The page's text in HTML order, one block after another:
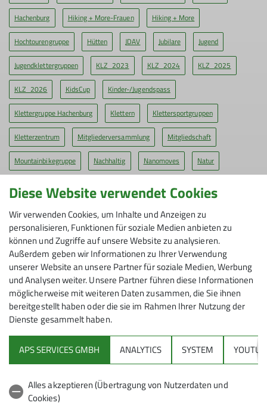
Hachenburg Hiking + More-Frauen Hiking + More
Hochtourengruppe Hütten JDAV Jubilare Jugend
Jugendklettergruppen KLZ_2023 KLZ_2024 KLZ_2025
KLZ_2026 KidsCup Kinder-/Jugendspass
Klettergruppe Hachenburg Klettern Klettersportgruppen
Kletterzentrum Mitgliederversammlung Mitgliedschaft
Mountainbikegruppe Nachhaltig Nanomoves Natur
Offener Wandertreff Pressestimmen Sektion
Seven Summits Siegen Siegerlandhütte Siegerlandhütte800
Termine Tourenberichte Vortrag Wanderangebote
Wandergruppe Wandern Wettkampfgruppe bergauf-bergab
genigini
Kindergeburtstage
Diese Website verwendet Cookies
Wir verwenden Cookies, um Inhalte und Anzeigen zu
personalisieren, Funktionen für soziale Medien anbieten zu
können und Zugriffe auf unsere Website zu analysieren.
Außerdem geben wir Informationen zu Ihrer Verwendung
unserer Website an unsere Partner für soziale Medien, Werbung
und Analysen weiter. Unsere Partner führen diese Informationen
möglicherweise mit weiteren Daten zusammen, die Sie ihnen
bereitgestellt haben oder die sie im Rahmen Ihrer Nutzung der
Dienste gesammelt haben.
APS SERVICES GMBH ANALYTICS SYSTEM
Alles akzeptieren (Übertragung von Nutzerdaten und
Cookies)